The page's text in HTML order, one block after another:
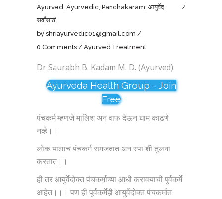
Ayurved, Ayurvedic, Panchakaram, आयुर्वेद
सर्वांसाठी
by shriayurvedic01@gmail.com
0 Comments
Ayurved Treatment
Dr Saurabh B. Kadam M. D. (Ayurved)
Ayurveda Health Group - Join
Free
पंचकर्म म्हणजे मालिश अन वाफ देऊन घाम काढणे
नव्हे।।
लोक यालाच पंचकर्म समजतात अन स्पा शी तुलना
करतात।।
ही तर आयुर्वेदोक्त पंचकर्माच्या आधी करावयाची पुर्वकर्मे
आहेत।।। पण ही पूर्वकर्मेही आयुर्वेदोक्त पंचकर्मात